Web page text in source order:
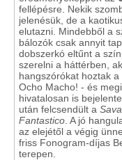
fellépésre. Nekik
jelenésük, de a
elutazni. Mindebből a
bálozók csak annyit
dobszerkó eltűnt a
szerelni a háttérben,
hangszórókat hoztak
Ocho Macho! - és
hivatalosan is
után felcsendült a
Fantastico . A jó
az elejétől a végig
friss Fonogram-díjas
terepen.